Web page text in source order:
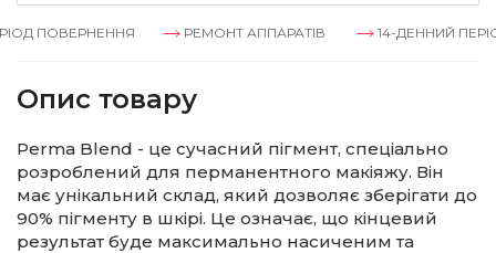
ПОВЕРНЕННЯ РЕМОНТ АППАРАТІВ 14-ДЕННИЙ
Опис товару
Perma Blend - це сучасний пігмент, спеціально
розроблений для перманентного макіяжу. Він
має унікальний склад, який дозволяє зберігати до
90% пігменту в шкірі. Це означає, що кінцевий
результат буде максимально насиченим та